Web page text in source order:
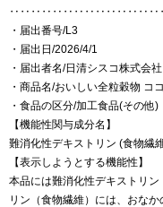
・届出番号/L3
・届出日/2026/4/1
・届出者名/日清シスコ株式会社
・商品名/おいしい全粒穀物 コ
・食品の区分/加工食品(その他)
【機能性関与成分名】
難消化性デキストリン (食物繊
【表示しようとする機能性】
本品には難消化性デキストリ
リン（食物繊維）には、おな